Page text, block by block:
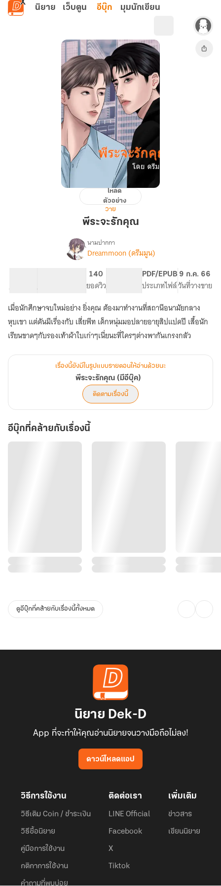
ข้ามไปยังเนื้อหาหลัก
นิยาย เว็บตูน อีบุ๊ก มุมนักเขียน
คุณ
โหลด
ตัวอย่าง
วาย
พีระจะรักคุณ
เรื่อง
(มี
อี
บุ๊ค)
นามปากกา
Dreammoon (ดรีมมูน)
จำนวนคำ จำนวนหน้า (A5)
140
ยอดวิวระดับเนื้อหา
PDF/EPUB
ประเภทไฟล์
9 ก.ค. 66
วันที่วางขาย
เมื่อนักศึกษาจบใหม่อย่าง ยิ่งคุณ ต้องมาทำงานที่สถานีอนามัยกลาง
หุบเขา แต่ดันมีเรื่องกับ เสี่ยพีท เด็กหนุ่มมอปลายอายุสิปแปดปี เสื้อนัก
เรียนขาดๆกับรองเท้าผ้าใบเก่าๆเนี่ยนะที่ใครๆต่างพากันเกรงกลัว
เรื่องนี้ยังมีในรูปแบบรายตอนให้อ่านด้วยนะ
พีระจะรักคุณ (มีอีบุ๊ค)
ติดตามเรื่องนี้
อีบุ๊กที่คล้ายกับเรื่องนี้
ดูอีบุ๊กที่คล้ายกับเรื่องนี้ทั้งหมด
นิยาย Dek-D
App ที่จะทำให้คุณอ่านนิยายจนวางมือถือไม่ลง!
ดาวน์โหลดแอป
วิธีการใช้งาน
วิธีเติม Coin / ชำระเงิน
วิธีซื้อนิยาย
คู่มือการใช้งาน
กติกาการใช้งาน
คำถามที่พบบ่อย
ติดต่อเรา
LINE Official
Facebook
X
Tiktok
เพิ่มเติม
ข่าวสาร
เขียนนิยาย